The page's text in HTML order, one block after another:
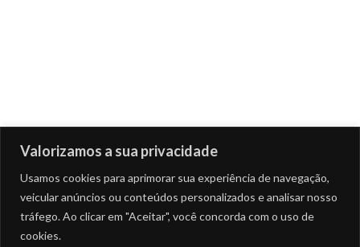
Valorizamos a sua privacidade
Usamos cookies para aprimorar sua experiência de navegação,
veicular anúncios ou conteúdos personalizados e analisar nosso
tráfego. Ao clicar em "Aceitar", você concorda com o uso de
cookies.